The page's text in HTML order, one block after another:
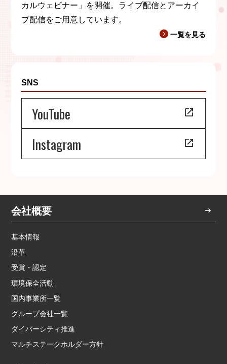
カルウェビナー」を開催。ライブ配信とアーカイ
ブ配信をご用意しています。
一覧を見る
SNS
YouTube
Instagram
会社概要
基本情報
沿革
受賞・認定
環境保全活動
国内事業所一覧
グループ会社一覧
ダイバーシティ推進
マルチステークホルダー方針